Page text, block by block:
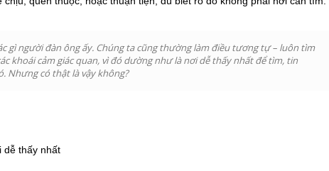
gì người đàn ông ấy. Chúng ta cũng thường làm điều tương tự – luôn tìm
khoái cảm giác quan, vì đó dường như là nơi dễ thấy nhất để tìm, tin
Nhưng có thật là vậy không?
dễ thấy nhất